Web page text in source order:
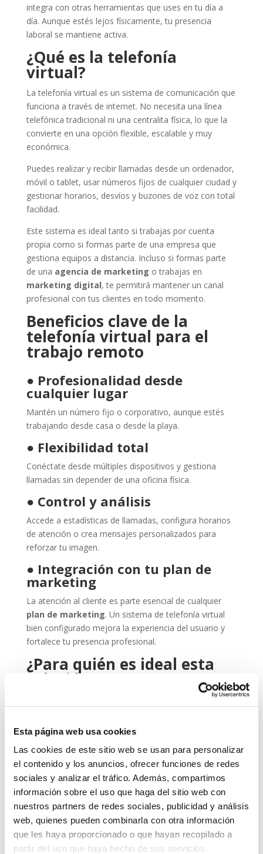
Esta página web usa cookies
Las cookies de este sitio web se usan para personalizar
el contenido y los anuncios, ofrecer funciones de redes
sociales y analizar el tráfico. Además, compartimos
información sobre el uso que haga del sitio web con
nuestros partners de redes sociales, publicidad y análisis
web, quienes pueden combinarla con otra información
que les haya proporcionado o que hayan recopilado a
partir del uso que haya hecho de sus servicios.
integra con otras herramientas que uses en tu día a
día. Aunque estés lejos físicamente, tu presencia
laboral se mantiene activa.
¿Qué es la telefonía
virtual?
La telefonía virtual es un sistema de comunicación que
funciona a través de internet. No necesita una línea
telefónica tradicional ni una centralita física, lo que la
convierte en una opción flexible, escalable y muy
económica.
Puedes realizar y recibir llamadas desde un ordenador,
móvil o tablet, usar números fijos de cualquier ciudad y
gestionar horarios, desvíos y buzones de voz con total
facilidad.
Este sistema es ideal tanto si trabajas por cuenta
propia como si formas parte de una empresa que
gestiona equipos a distancia. Incluso si formas parte
de una agencia de marketing o trabajas en
marketing digital, te permitirá mantener un canal
profesional con tus clientes en todo momento.
Beneficios clave de la
telefonía virtual para el
trabajo remoto
● Profesionalidad desde
cualquier lugar
Mantén un número fijo o corporativo, aunque estés
trabajando desde casa o desde la playa.
● Flexibilidad total
Conéctate desde múltiples dispositivos y gestiona
llamadas sin depender de una oficina física.
● Control y análisis
Accede a estadísticas de llamadas, configura horarios
de atención o crea mensajes personalizados para
reforzar tu imagen.
● Integración con tu plan de
marketing
La atención al cliente es parte esencial de cualquier
plan de marketing. Un sistema de telefonía virtual
bien configurado mejora la experiencia del usuario y
fortalece tu presencia profesional.
¿Para quién es ideal esta
solución?
más profesional.
Empresas con trabajadores híbridos o en remoto.
Equipos comerciales que necesitan agilidad y
movilidad.
Profesionales de sectores comomarketing
digital
, consultoría, formación o atención al cliente.
Sea cual sea tu perfil, lo importante es que cuentes